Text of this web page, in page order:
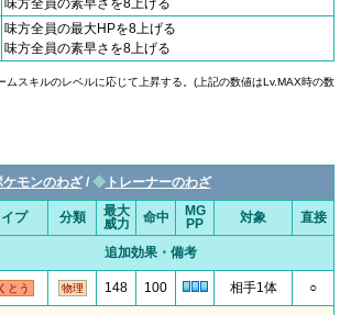
味方全員の素早さを8上げる
味方全員の最大HPを8上げる
味方全員の素早さを8上げる
スキルのレベルに応じて上昇する。(上記の数値はLv.MAX時の数
ケモンのわざ/ ◆トレーナーのわざ
プ 分類
最大
威力
命中
MG
PP
対象 直接
追加効果・備考
とう 物理 148 100 相手1体 ○